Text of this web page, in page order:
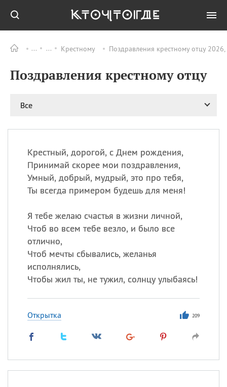
Крестному Поздравления крестному отцу
Поздравления крестному отцу
Все
Крестный, дорогой, с Днем рождения,
Принимай скорее мои поздравления,
Умный, добрый, мудрый, это про тебя,
Ты всегда примером будешь для меня!
Я тебе желаю счастья в жизни личной,
Чтоб во всем тебе везло, и было все
отлично,
Чтоб мечты сбывались, желанья
исполнялись,
Чтобы жил ты, не тужил, солнцу улыбаясь!
Открытка 209
ПРАЗДНИКИ Все
09.08 День памяти
великомученика и
11.08 День полета на
воздушном шарике
11.08 День Святой Клары —
покровительницы
телевидения
ИМЕНА
Герман,Иван,Клим,Еще
Анфиса
Посмотреть значение
происхождение